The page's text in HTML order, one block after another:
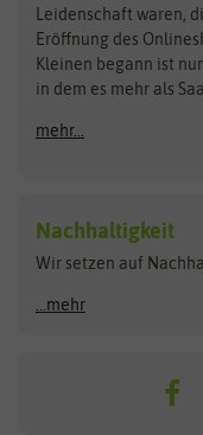
Kataloge
Schnäppchen
Anzucht &
Anzuchtschalen
Heizmatte & Heizkabel
Kokos-Quelltabletten
Zimmergewächshaus
Blumicorn
Bûten Birds
Carl Pabst
Florissa
Flortis
Franchi Sementi
Leidenschaft waren,
Eröffnung des
Kleinen begann ist
in dem es mehr als
mehr...
Nachhaltigkeit
Wir setzen auf
...mehr